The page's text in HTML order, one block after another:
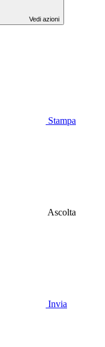
Vedi azioni
Stampa
Ascolta
Invia